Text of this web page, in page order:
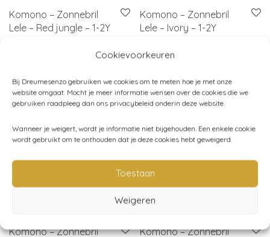
Cookievoorkeuren
Bij Dreumesenzo gebruiken we cookies om te meten hoe je met onze
website omgaat. Mocht je meer informatie wensen over de cookies die we
gebruiken raadpleeg dan ons privacybeleid onderin deze website.
Wanneer je weigert, wordt je informatie niet bijgehouden. Een enkele cookie
wordt gebruikt om te onthouden dat je deze cookies hebt geweigerd.
Toestaan
Weigeren
Komono – Zonnebril
Lele – Red jungle – 1-2Y
Komono – Zonnebril
Lele – Ivory – 1-2Y
Komono – Zonnebril
Komono – Zonnebril